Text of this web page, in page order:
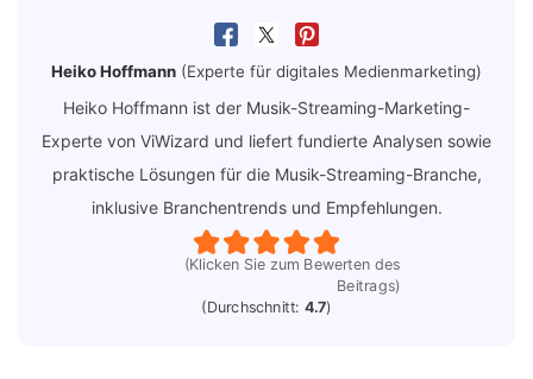
Heiko Hoffmann (Experte für digitales Medienmarketing)
Heiko Hoffmann ist der Musik-Streaming-Marketing-
Experte von ViWizard und liefert fundierte Analysen sowie
praktische Lösungen für die Musik-Streaming-Branche,
inklusive Branchentrends und Empfehlungen.
(Klicken Sie zum Bewerten des
Beitrags)
(Durchschnitt: 4.7)